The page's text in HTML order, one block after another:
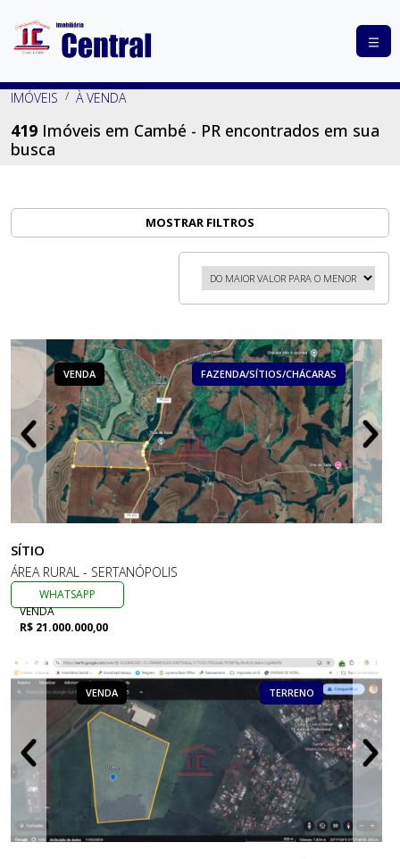
COMPRAR
LANÇAMENTOS
IMÓVEIS À VENDA
419 Imóveis em Cambé - PR encontrados em sua
busca
MOSTRAR FILTROS
VENDA FAZENDA/SÍTIOS/CHÁCARAS
SÍTIO
ÁREA RURAL - SERTANÓPOLIS
WHATSAPP
VENDA
R$ 21.000.000,00
VENDA TERRENO